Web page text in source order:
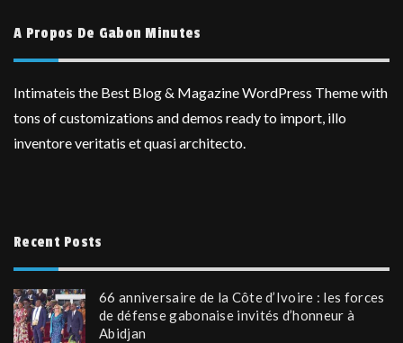
A Propos De Gabon Minutes
Intimateis the Best Blog & Magazine WordPress Theme with
tons of customizations and demos ready to import, illo
inventore veritatis et quasi architecto.
Recent Posts
66 anniversaire de la Côte d’Ivoire : les forces
de défense gabonaise invités d’honneur à
Abidjan